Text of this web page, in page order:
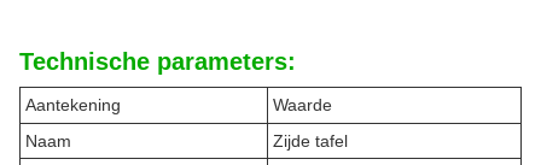
Technische parameters:
Aantekening
Waarde
Naam
Zijde tafel